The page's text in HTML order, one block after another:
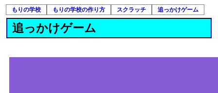
もりの学校 もりの学校の作り方 スクラッチ 追っかけゲーム
追っかけゲーム